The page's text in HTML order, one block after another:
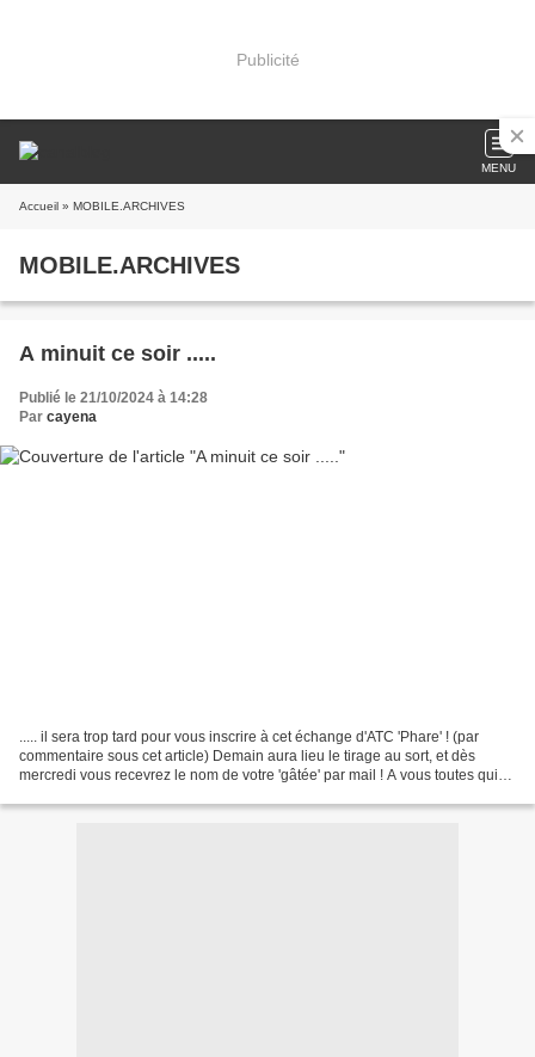
Publicité
MENU
Accueil » MOBILE.ARCHIVES
MOBILE.ARCHIVES
A minuit ce soir .....
Publié le 21/10/2024 à 14:28
Par cayena
..... il sera trop tard pour vous inscrire à cet échange d'ATC 'Phare' ! (par
commentaire sous cet article) Demain aura lieu le tirage au sort, et dès
mercredi vous recevrez le nom de votre 'gâtée' par mail ! A vous toutes qui